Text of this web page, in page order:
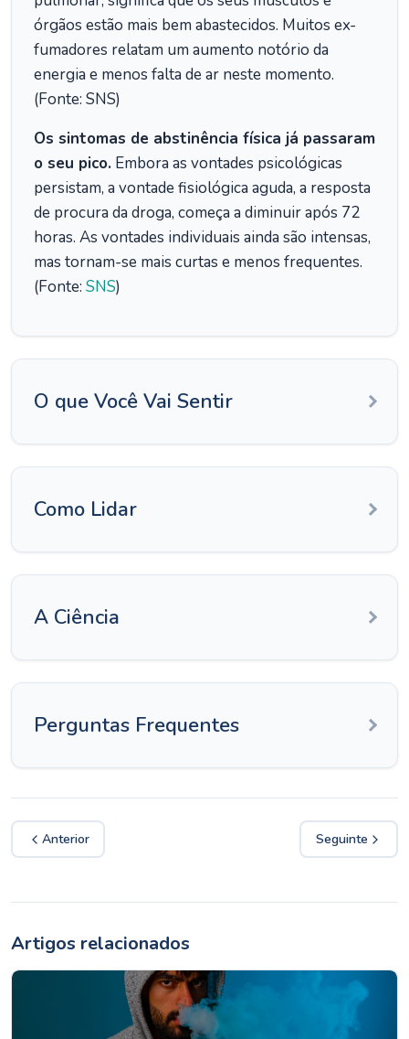
órgãos estão mais bem abastecidos. Muitos ex-
fumadores relatam um aumento notório da
energia e menos falta de ar neste momento.
(Fonte: SNS)
Os sintomas de abstinência física já passaram
o seu pico. Embora as vontades psicológicas
persistam, a vontade fisiológica aguda, a resposta
de procura da droga, começa a diminuir após 72
horas. As vontades individuais ainda são intensas,
mas tornam-se mais curtas e menos frequentes.
(Fonte: SNS)
O que Você Vai Sentir
Como Lidar
A Ciência
Perguntas Frequentes
Anterior Seguinte
Artigos relacionados